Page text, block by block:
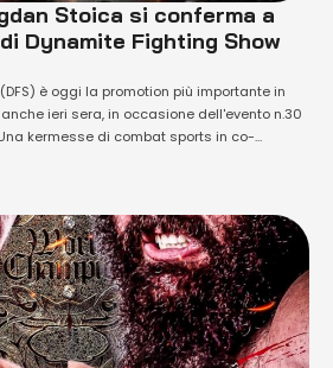
Stoica si conferma a
Dynamite Fighting Show
è oggi la promotion più importante in
ieri sera, in occasione dell'evento n.30
kermesse di combat sports in co-
K-1, con in palio l'accesso diretto al "K-1